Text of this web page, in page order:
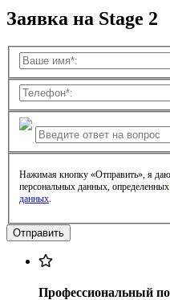
Заявка на Stage 2
Нажимая кнопку «Отправить», я даю
персональных данных,
данных
Профессиональный